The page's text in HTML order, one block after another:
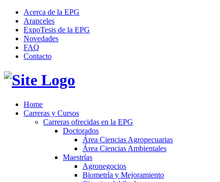
Acerca de la EPG
Aranceles
ExpoTesis de la EPG
Novedades
FAQ
Contacto
Home
Carreras y Cursos
Carreras ofrecidas en la EPG
Doctorados
Área Ciencias Agropecuarias
Área Ciencias Ambientales
Maestrías
Agronegocios
Biometría y Mejoramiento